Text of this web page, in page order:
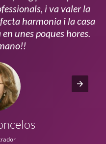
i va valer la
harmonia i la casa
unes poques hores.